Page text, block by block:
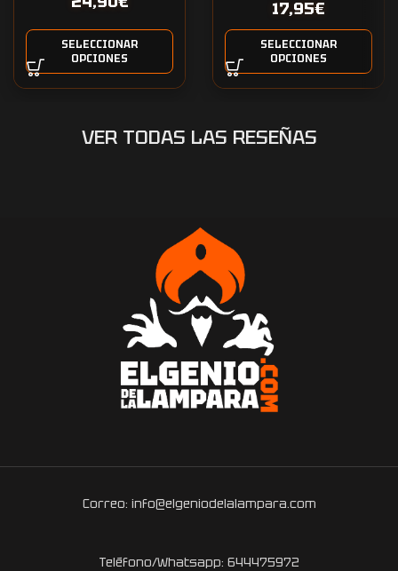
SELECCIONAR
OPCIONES
17,95€
SELECCIONAR
OPCIONES
VER TODAS LAS RESEÑAS
Correo: info@elgeniodelalampara.com
Teléfono/Whatsapp: 644475972